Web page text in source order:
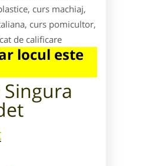
curs machiaj,
curs pomicultor,
de calificare
locul este
Singura